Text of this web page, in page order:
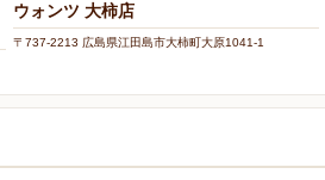
ウォンツ 大柿店
〒737-2213 広島県江田島市大柿町大原1041-1